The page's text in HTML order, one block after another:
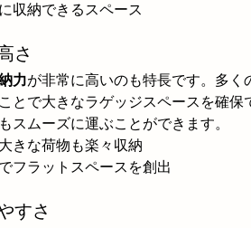
収納できるスペース
さ
力が非常に高いのも特長です。多
とで大きなラゲッジスペースを確
スムーズに運ぶことができます。
きな荷物も楽々収納
フラットスペースを創出
すさ